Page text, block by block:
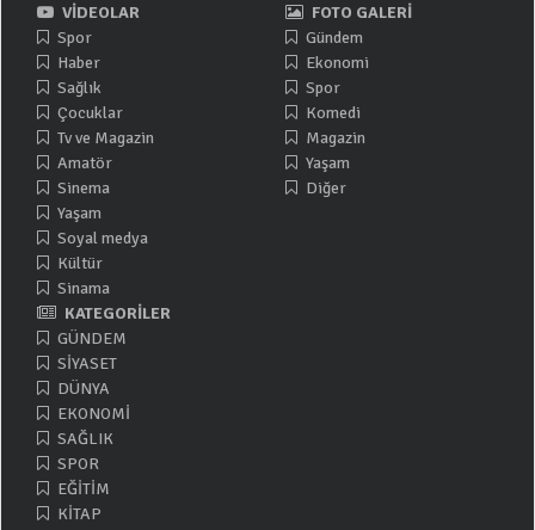
VİDEOLAR
Spor
Haber
Sağlık
Çocuklar
Tv ve Magazin
Amatör
Sinema
Yaşam
Soyal medya
Kültür
Sinama
FOTO GALERİ
Gündem
Ekonomi
Spor
Komedi
Magazin
Yaşam
Diğer
KATEGORİLER
GÜNDEM
SİYASET
DÜNYA
EKONOMİ
SAĞLIK
SPOR
EĞİTİM
KİTAP